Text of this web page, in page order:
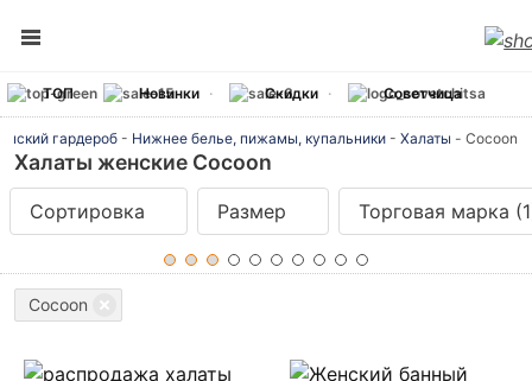
ТОП Новинки Скидки Советчица
гардероб - Нижнее белье, пижамы, купальники - Халаты - Cocoon
Халаты женские Cocoon
Сортировка Размер Торговая марка
Cocoon